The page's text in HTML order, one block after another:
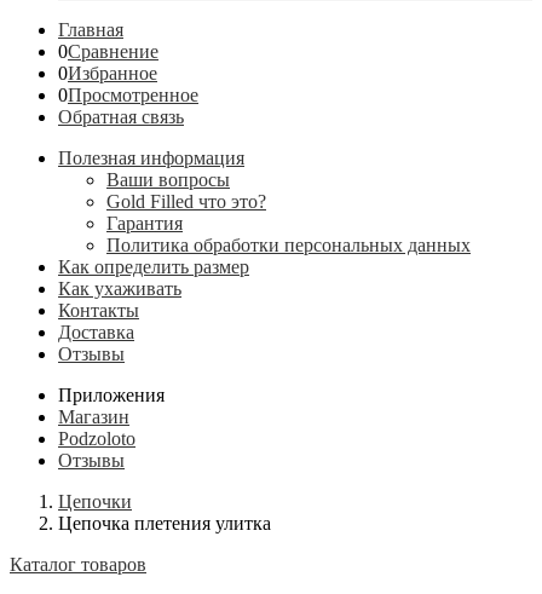
Главная
0Сравнение
0Избранное
0Просмотренное
Обратная связь
Полезная информация
Ваши вопросы
Gold Filled что это?
Гарантия
Политика обработки персональных данных
Как определить размер
Как ухаживать
Контакты
Доставка
Отзывы
Приложения
Магазин
Podzoloto
Отзывы
Цепочки
Цепочка плетения улитка
Каталог товаров